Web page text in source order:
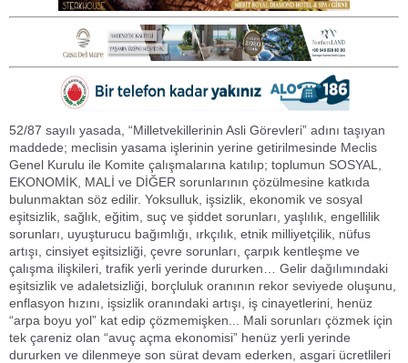
52/87 sayılı yasada, “Milletvekillerinin Asli Görevleri” adını taşıyan
maddede; meclisin yasama işlerinin yerine getirilmesinde Meclis
Genel Kurulu ile Komite çalışmalarına katılıp; toplumun SOSYAL,
EKONOMİK, MALİ ve DİĞER sorunlarının çözülmesine katkıda
bulunmaktan söz edilir. Yoksulluk, işsizlik, ekonomik ve sosyal
eşitsizlik, sağlık, eğitim, suç ve şiddet sorunları, yaşlılık, engellilik
sorunları, uyuşturucu bağımlığı, ırkçılık, etnik milliyetçilik, nüfus
artışı, cinsiyet eşitsizliği, çevre sorunları, çarpık kentleşme ve
çalışma ilişkileri, trafik yerli yerinde dururken… Gelir dağılımındaki
eşitsizlik ve adaletsizliği, borçluluk oranının rekor seviyede oluşunu,
enflasyon hızını, işsizlik oranındaki artışı, iş cinayetlerini, henüz
“arpa boyu yol” kat edip çözmemişken... Mali sorunları çözmek için
tek çareniz olan “avuç açma ekonomisi” henüz yerli yerinde
dururken ve dilenmeye son sürat devam ederken, asgari ücretlileri